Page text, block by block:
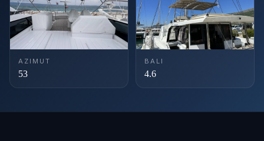
AZIMUT
53
BALI
4.6